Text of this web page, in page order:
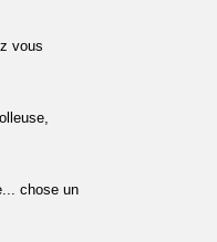
vous
chose un